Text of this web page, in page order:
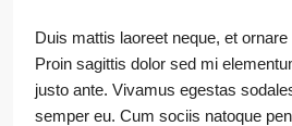
Duis mattis laoreet neque, et
Proin sagittis dolor sed mi
justo ante. Vivamus egestas
semper eu. Cum sociis natoque